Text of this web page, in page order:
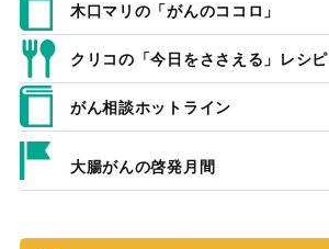
木口マリの「がんのココロ」
クリコの「今日をささえる」レシピ
がん相談ホットライン
大腸がんの啓発月間